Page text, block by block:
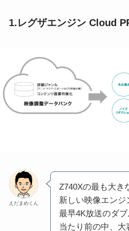
1.レグザエンジン Cloud
えだまめくん
Z740Xの最も大き
新しい映像エンジ
最早4K放送のダ
当たり前の中、大